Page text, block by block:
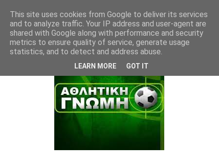
This site uses cookies from Google to deliver its services
and to analyze traffic. Your IP address and user-agent are
shared with Google along with performance and security
metrics to ensure quality of service, generate usage
statistics, and to detect and address abuse.
LEARN MORE GOT IT